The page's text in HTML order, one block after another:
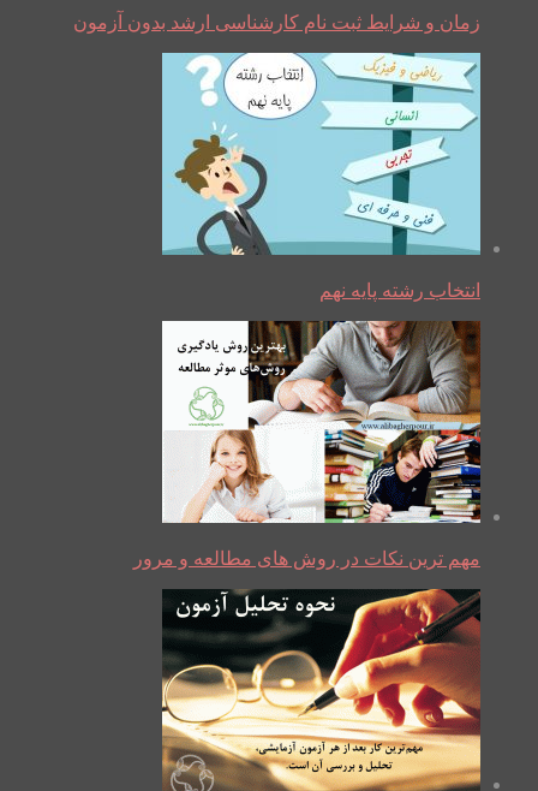
زمان و شرایط ثبت نام کارشناسی ارشد بدون آزمون
انتخاب رشته پایه نهم
مهم ترین نکات در روش های مطالعه و مرور